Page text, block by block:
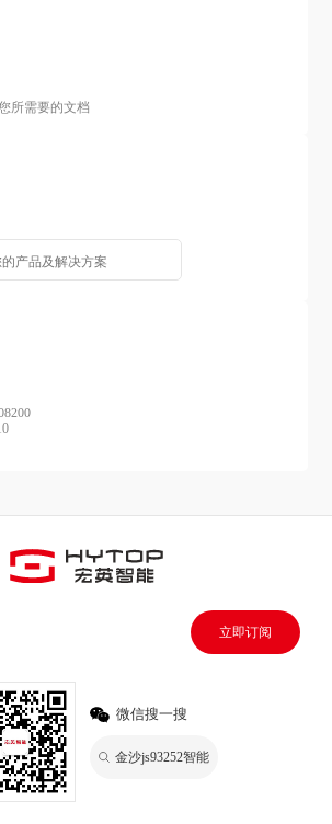
所需要的文档
立即订阅
微信搜一搜
金沙js93252智能